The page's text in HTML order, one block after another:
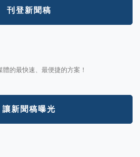
刊登新聞稿
的最快速、最便捷的方案！
讓新聞稿曝光